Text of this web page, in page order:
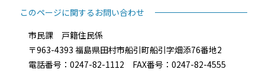
このページに関するお問い合わせ
市民課 戸籍住民係
〒963-4393 福島県田村市船引町船引字畑添76番地2
電話番号：0247-82-1112 FAX番号：0247-82-4555